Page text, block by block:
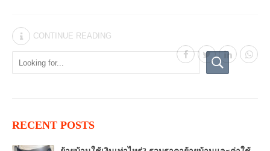
CONTINUE READING
RECENT POSTS